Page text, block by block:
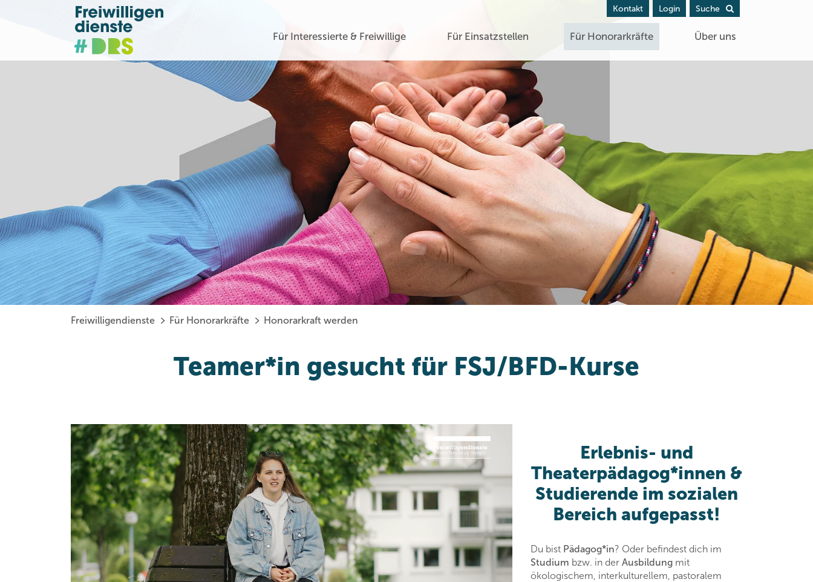
Kontakt Login Suche
Für Interessierte & Freiwillige Für Einsatzstellen Für Honorarkräfte Über uns
Freiwilligendienste Für Honorarkräfte Honorarkraft werden
Teamer*in gesucht für FSJ/BFD-Kurse
Erlebnis- und
Theaterpädagog*innen &
Studierende im sozialen
Bereich aufgepasst!
Du bist Pädagog*in? Oder befindest dich im
Studium bzw. in der Ausbildung mit
ökologischem, interkulturellem, pastoralem